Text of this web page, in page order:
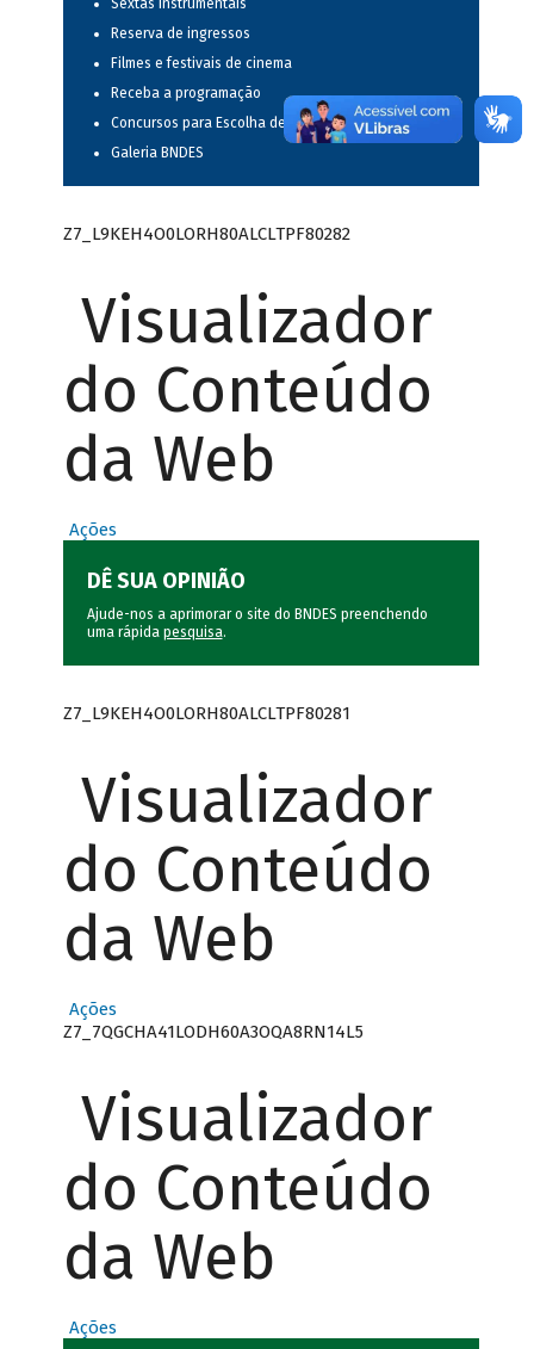
Sextas instrumentais
Reserva de ingressos
Filmes e festivais de cinema
Receba a programação
Concursos para Escolha de Espetáculos Musicais
Galeria BNDES
Z7_L9KEH4O0LORH80ALCLTPF80282
Visualizador
do Conteúdo
da Web
Ações
DÊ SUA OPINIÃO
Ajude-nos a aprimorar o site do BNDES preenchendo
uma rápida pesquisa.
Z7_L9KEH4O0LORH80ALCLTPF80281
Visualizador
do Conteúdo
da Web
Ações
Z7_7QGCHA41LODH60A3OQA8RN14L5
Visualizador
do Conteúdo
da Web
Ações